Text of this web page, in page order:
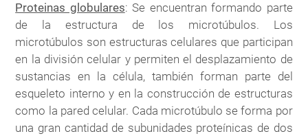
Proteinas globulares: Se encuentran formando parte
de la estructura de los microtúbulos. Los
microtúbulos son estructuras celulares que participan
en la división celular y permiten el desplazamiento de
sustancias en la célula, también forman parte del
esqueleto interno y en la construcción de estructuras
como la pared celular. Cada microtúbulo se forma por
una gran cantidad de subunidades proteínicas de dos